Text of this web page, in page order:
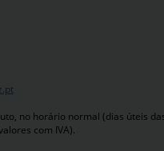
no horário normal (dias úteis
com IVA).